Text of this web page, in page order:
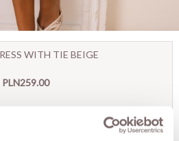
WITH TIE BEIGE
PLN259.00